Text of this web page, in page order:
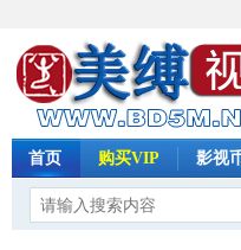
首页 购买VIP 影视